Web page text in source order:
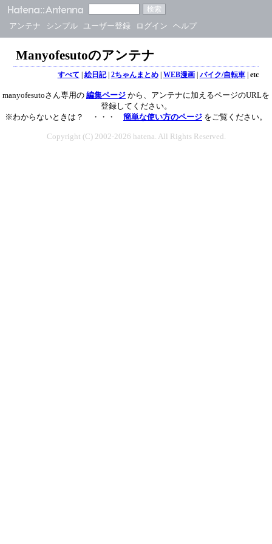
アンテナ シンプル ユーザー登録 ログイン ヘルプ
Manyofesutoのアンテナ
すべて | 絵日記| 2ちゃんまとめ| WEB漫画| バイク/自転車| etc
manyofesutoさん専用の 編集ページ から、アンテナに加えるページのURLを
登録してください。
※わからないときは？ ・・・ 簡単な使い方のページ をご覧ください。
Copyright (C) 2002-2026 hatena. All Rights Reserved.